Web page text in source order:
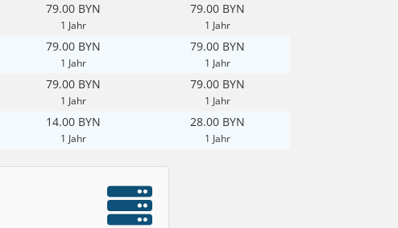
79.00 BYN
1 Jahr
79.00 BYN
1 Jahr
79.00 BYN
1 Jahr
79.00 BYN
1 Jahr
79.00 BYN
1 Jahr
79.00 BYN
1 Jahr
14.00 BYN
1 Jahr
28.00 BYN
1 Jahr